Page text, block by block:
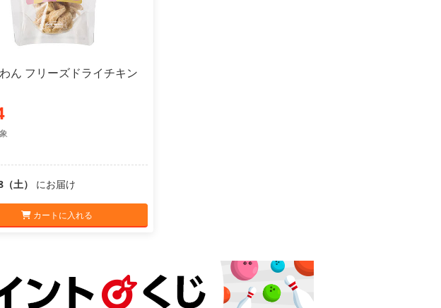
ん フリーズドライチキン
土） にお届け
カートに入れる